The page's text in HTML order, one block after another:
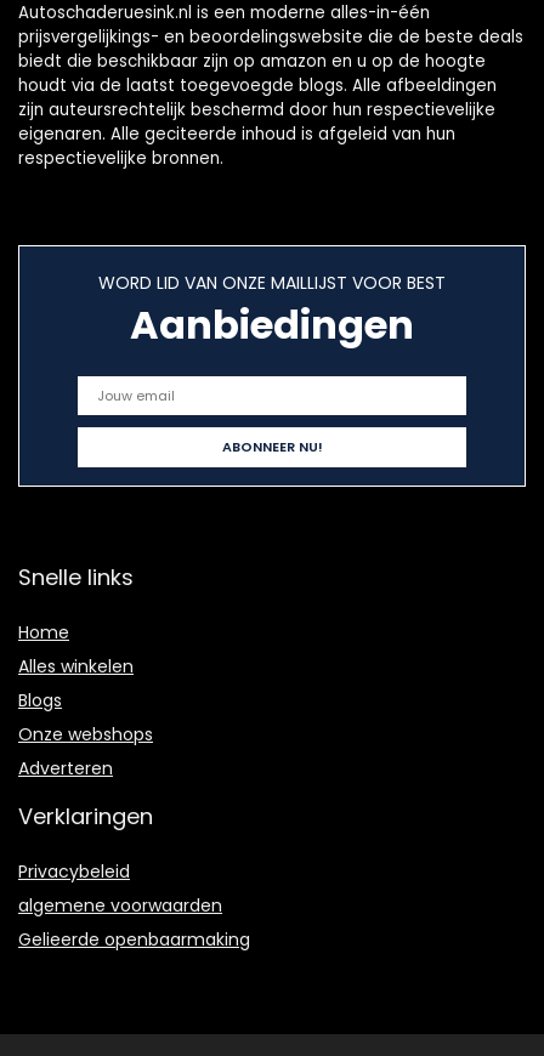
Autoschaderuesink.nl is een moderne alles-in-één
prijsvergelijkings- en beoordelingswebsite die de beste deals
biedt die beschikbaar zijn op amazon en u op de hoogte
houdt via de laatst toegevoegde blogs. Alle afbeeldingen
zijn auteursrechtelijk beschermd door hun respectievelijke
eigenaren. Alle geciteerde inhoud is afgeleid van hun
respectievelijke bronnen.
WORD LID VAN ONZE MAILLIJST VOOR BEST
Aanbiedingen
Snelle links
Home
Alles winkelen
Blogs
Onze webshops
Adverteren
Verklaringen
Privacybeleid
algemene voorwaarden
Gelieerde openbaarmaking